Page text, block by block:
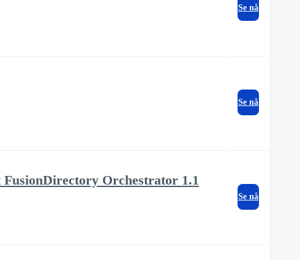
Se nå
Se nå
Orchestrator 1.1
Se nå